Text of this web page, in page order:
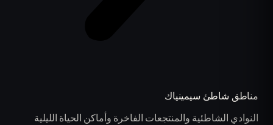
مناطق شاطئ سيمينياك
النوادي الشاطئية والمنتجعات الفاخرة وأماكن الحياة الليلية